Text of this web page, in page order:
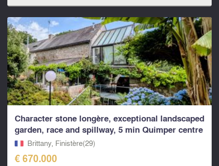
Character stone longère, exceptional landscaped
garden, race and spillway, 5 min Quimper centre
Brittany, Finistère(29)
€ 670.000